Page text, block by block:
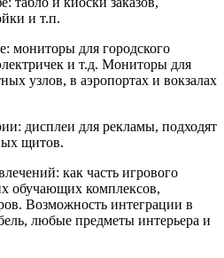
и т.п.
мониторы для городского
и т.д. Мониторы для
узлов, в аэропортах и вокзалах
дисплеи для рекламы, подходят
щитов.
как часть игрового
обучающих комплексов,
Возможность интеграции в
любые предметы интерьера и